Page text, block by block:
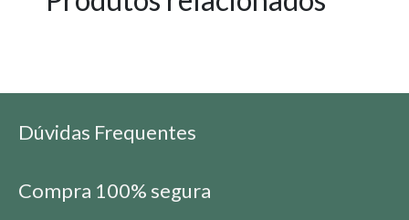
Dúvidas Frequentes
Compra 100% segura